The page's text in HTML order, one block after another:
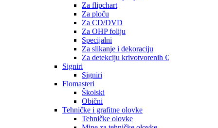
Za flipchart
Za ploču
Za CD/DVD
Za OHP foliju
Specijalni
Za slikanje i dekoraciju
Za detekciju krivotvorenih €
Signiri
Signiri
Flomasteri
Školski
Obični
Tehničke i grafitne olovke
Tehničke olovke